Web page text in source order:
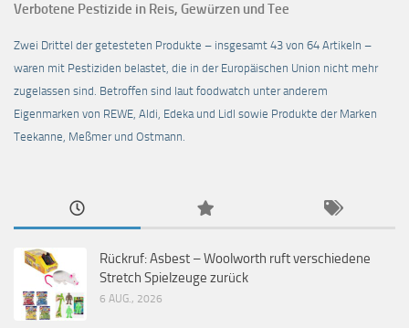
Verbotene Pestizide in Reis, Gewürzen und Tee
Zwei Drittel der getesteten Produkte – insgesamt 43 von 64 Artikeln –
waren mit Pestiziden belastet, die in der Europäischen Union nicht mehr
zugelassen sind. Betroffen sind laut foodwatch unter anderem
Eigenmarken von REWE, Aldi, Edeka und Lidl sowie Produkte der Marken
Teekanne, Meßmer und Ostmann.
Rückruf: Asbest – Woolworth ruft verschiedene
Stretch Spielzeuge zurück
6 AUG., 2026